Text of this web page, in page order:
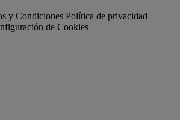
y Condiciones Política de privacidad
de Cookies